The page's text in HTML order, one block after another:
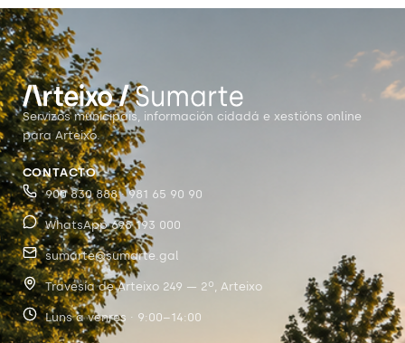
Servizos municipais, información cidadá e xestións online
para Arteixo.
CONTACTO
900 830 888 · 981 65 90 90
WhatsApp 698 193 000
sumarte@sumarte.gal
Travesía de Arteixo 249 — 2º, Arteixo
Luns a venres · 9:00–14:00